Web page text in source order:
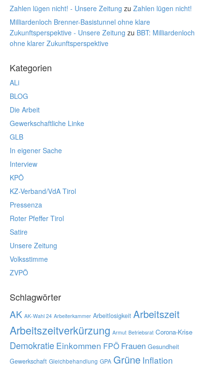
Zahlen lügen nicht! - Unsere Zeitung zu Zahlen lügen nicht!
Milliardenloch Brenner-Basistunnel ohne klare
Zukunftsperspektive - Unsere Zeitung zu BBT: Milliardenloch
ohne klarer Zukunftsperspektive
Kategorien
ALi
BLOG
Die Arbeit
Gewerkschaftliche Linke
GLB
In eigener Sache
Interview
KPÖ
KZ-Verband/VdA Tirol
Pressenza
Roter Pfeffer Tirol
Satire
Unsere Zeitung
Volksstimme
ZVPÖ
Schlagwörter
AK AK-Wahl 24 Arbeiterkammer Arbeitlosigkeit Arbeitszeit
Arbeitszeitverkürzung Armut Betriebsrat Corona-Krise
Demokratie Einkommen FPÖ Frauen Gesundheit
Gewerkschaft Gleichbehandlung GPA Grüne Inflation